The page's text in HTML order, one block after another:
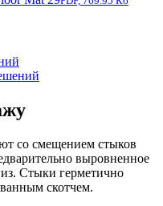
со смещением стыков
выровненное
Стыки герметично
скотчем.